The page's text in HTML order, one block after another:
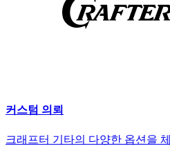
커스텀 의뢰
크래프터 기타의 다양한 옵션을